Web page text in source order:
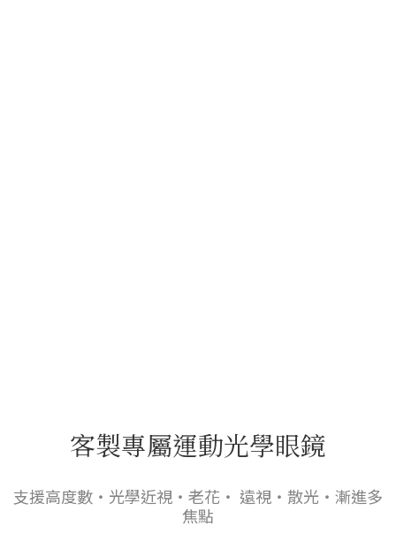
客製專屬運動光學眼鏡
支援高度數・光學近視・老花・ 遠視・散光・漸進多
焦點